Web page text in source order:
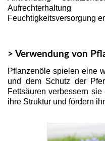
Feuchtigkeitsversorgung
> Verwendung von
Pflanzenöle spielen eine
und dem Schutz der
Fettsäuren verbessern
ihre Struktur und fördern